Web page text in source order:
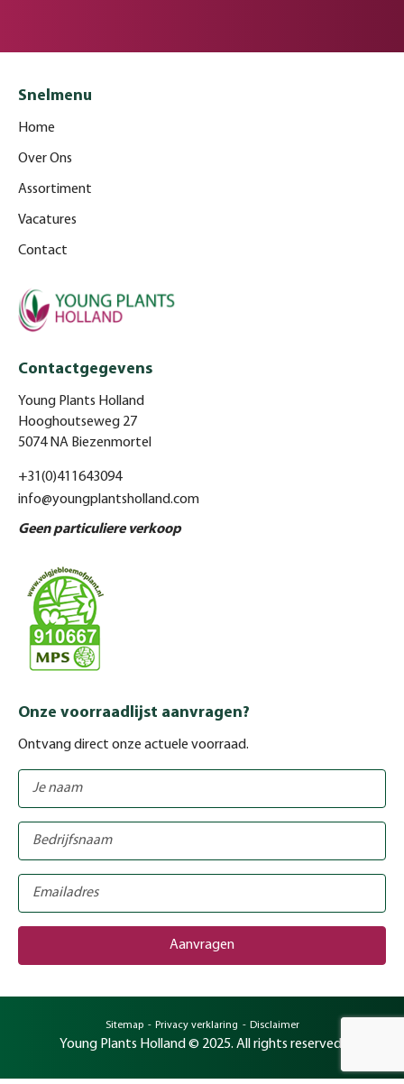
Snelmenu
Home
Over Ons
Assortiment
Vacatures
Contact
Contactgegevens
Young Plants Holland
Hooghoutseweg 27
5074 NA Biezenmortel
+31(0)411643094
info@youngplantsholland.com
Geen particuliere verkoop
Onze voorraadlijst aanvragen?
Ontvang direct onze actuele voorraad.
Young Plants Holland © 2025. All rights reserved.
Sitemap Privacy verklaring Disclaimer